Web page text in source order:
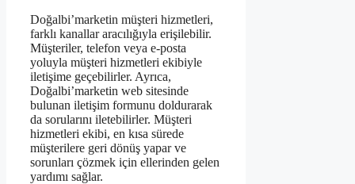
Doğalbi’marketin müşteri hizmetleri,
farklı kanallar aracılığıyla erişilebilir.
Müşteriler, telefon veya e-posta
yoluyla müşteri hizmetleri ekibiyle
iletişime geçebilirler. Ayrıca,
Doğalbi’marketin web sitesinde
bulunan iletişim formunu doldurarak
da sorularını iletebilirler. Müşteri
hizmetleri ekibi, en kısa sürede
müşterilere geri dönüş yapar ve
sorunları çözmek için ellerinden gelen
yardımı sağlar.